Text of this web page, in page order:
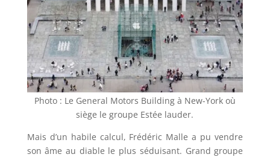
Photo : Le General Motors Building à New-York où
siège le groupe Estée lauder.
Mais d’un habile calcul, Frédéric Malle a pu vendre
son âme au diable le plus séduisant. Grand groupe